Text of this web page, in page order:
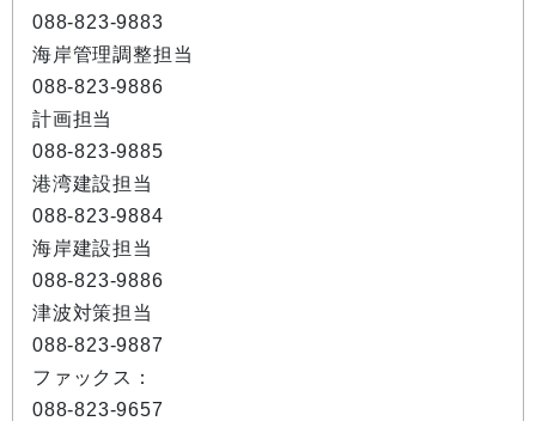
088-823-9883
海岸管理調整担当
088-823-9886
計画担当
088-823-9885
港湾建設担当
088-823-9884
海岸建設担当
088-823-9886
津波対策担当
088-823-9887
ファックス：
088-823-9657